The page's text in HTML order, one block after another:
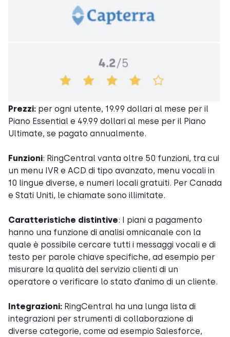
Prezzi: per ogni utente, 19.99 dollari al mese per il
Piano Essential e 49.99 dollari al mese per il Piano
Ultimate, se pagato annualmente.
Funzioni: RingCentral vanta oltre 50 funzioni, tra cui
un menu IVR e ACD di tipo avanzato, menu vocali in
10 lingue diverse, e numeri locali gratuiti. Per Canada
e Stati Uniti, le chiamate sono illimitate.
Caratteristiche distintive: I piani a pagamento
hanno una funzione di analisi omnicanale con la
quale è possibile cercare tutti i messaggi vocali e di
testo per parole chiave specifiche, ad esempio per
misurare la qualità del servizio clienti di un
operatore o verificare lo stato d’animo di un cliente.
Integrazioni: RingCentral ha una lunga lista di
integrazioni per strumenti di collaborazione di
diverse categorie, come ad esempio Salesforce,